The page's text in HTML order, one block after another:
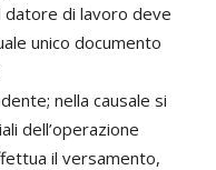
datore di lavoro deve
unico documento
nella causale si
dell’operazione
il versamento,